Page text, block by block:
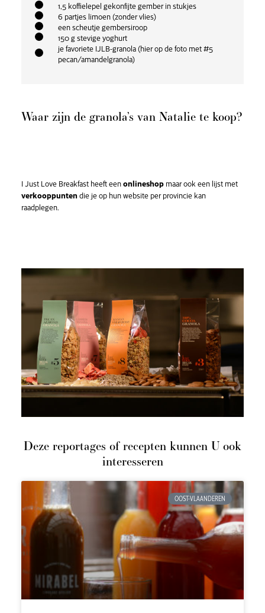
1,5 koffielepel gekonfijte gember in stukjes
6 partjes limoen (zonder vlies)
een scheutje gembersiroop
150 g stevige yoghurt
je favoriete IJLB-granola (hier op de foto met #5
pecan/amandelgranola)
Waar zijn de granola’s van Natalie te koop?
I Just Love Breakfast heeft eenonlineshop maar ook een lijst met
verkooppuntendie je op hun website per provincie kan
raadplegen.
Deze reportages of recepten kunnen U ook
interesseren
OOST-VLAANDEREN